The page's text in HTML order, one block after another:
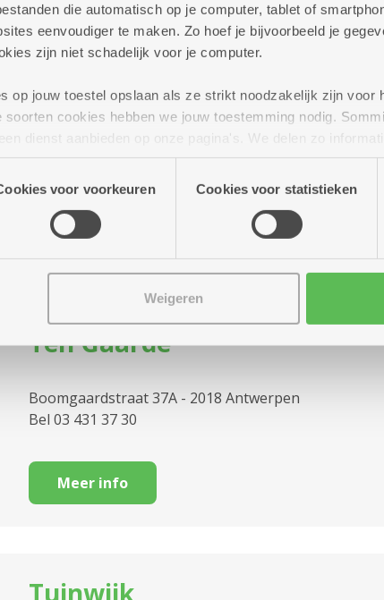
die automatisch op je computer, tablet of
eenvoudiger te maken. Zo hoef je bijvoorbeeld je
zijn niet schadelijk voor je computer.
op jouw toestel opslaan als ze strikt noodzakelijk zijn voor
soorten cookies hebben we jouw toestemming nodig.
dienst aanbieden op onze pagina's. We delen zo
site voor social media, advertenties en analyse. Deze
voor voorkeuren Cookies voor statistieken
Weigeren
Stuivenberg Krijgsbaan
Meer info
Ten Gaarde
Boomgaardstraat 37A - 2018 Antwerpen
Bel 03 431 37 30
Meer info
Tuinwijk